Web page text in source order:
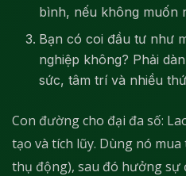
bình, nếu không muốn
Bạn có coi đầu tư như
nghiệp không? Phải
sức, tâm trí và nhiều
Con đường cho đại đa số:
tạo và tích lũy. Dùng nó
thụ động), sau đó hưởng sự